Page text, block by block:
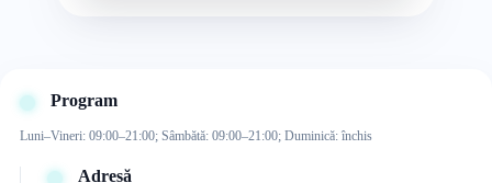
Program
Luni–Vineri: 09:00–21:00; Sâmbătă: 09:00–21:00; Duminică: închis
Adresă